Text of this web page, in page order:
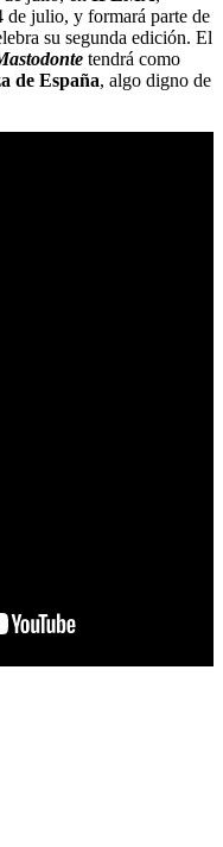
de julio, y formará parte de
su segunda edición. El
tendrá como
de España, algo digno de